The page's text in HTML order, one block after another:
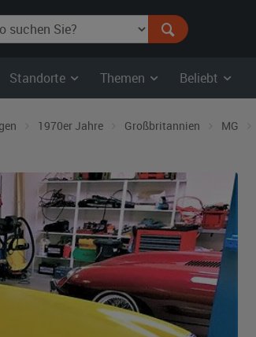
Standorte Themen Beliebt
1970er Jahre Großbritannien MG